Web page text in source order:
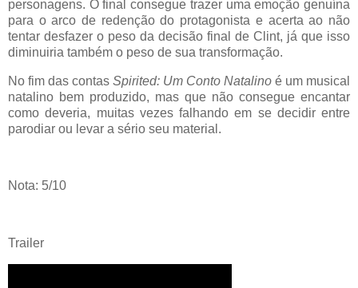
personagens. O final consegue trazer uma emoção genuína
para o arco de redenção do protagonista e acerta ao não
tentar desfazer o peso da decisão final de Clint, já que isso
diminuiria também o peso de sua transformação.
No fim das contas Spirited: Um Conto Natalino é um musical
natalino bem produzido, mas que não consegue encantar
como deveria, muitas vezes falhando em se decidir entre
parodiar ou levar a sério seu material.
Nota: 5/10
Trailer